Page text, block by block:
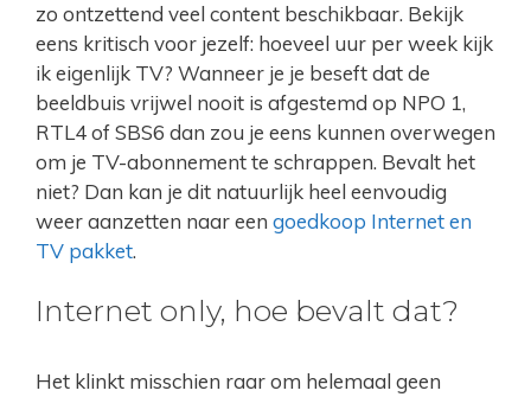
zo ontzettend veel content beschikbaar. Bekijk
eens kritisch voor jezelf: hoeveel uur per week kijk
ik eigenlijk TV? Wanneer je je beseft dat de
beeldbuis vrijwel nooit is afgestemd op NPO 1,
RTL4 of SBS6 dan zou je eens kunnen overwegen
om je TV-abonnement te schrappen. Bevalt het
niet? Dan kan je dit natuurlijk heel eenvoudig
weer aanzetten naar een goedkoop Internet en
TV pakket.
Internet only, hoe bevalt dat?
Het klinkt misschien raar om helemaal geen